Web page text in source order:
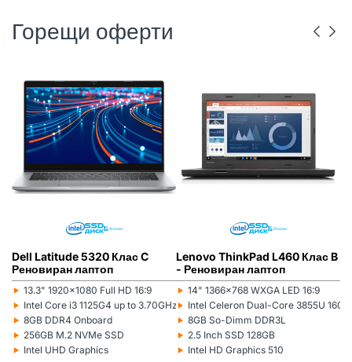
Горещи оферти
Dell Latitude 5320 Клас C
Реновиран лаптоп
‣
Монитор:
13.3" 1920x1080 Full HD 16:9
‣
Процесор:
Intel Core i3 1125G4 up to 3.70GHz 8MB
‣
Рам памет:
8GB DDR4 Onboard
‣
Хард диск:
256GB M.2 NVMe SSD
‣
Видеокарта:
Intel UHD Graphics
Lenovo ThinkPad L460 Клас B
- Реновиран лаптоп
‣
Монитор:
14" 1366x768 WXGA LED 16:9
‣
Процесор:
Intel Celeron Dual-Core 3855U
‣
Рам памет:
8GB So-Dimm DDR3L
‣
Хард диск:
2.5 Inch SSD 128GB
‣
Видеокарта:
Intel HD Graphics 510